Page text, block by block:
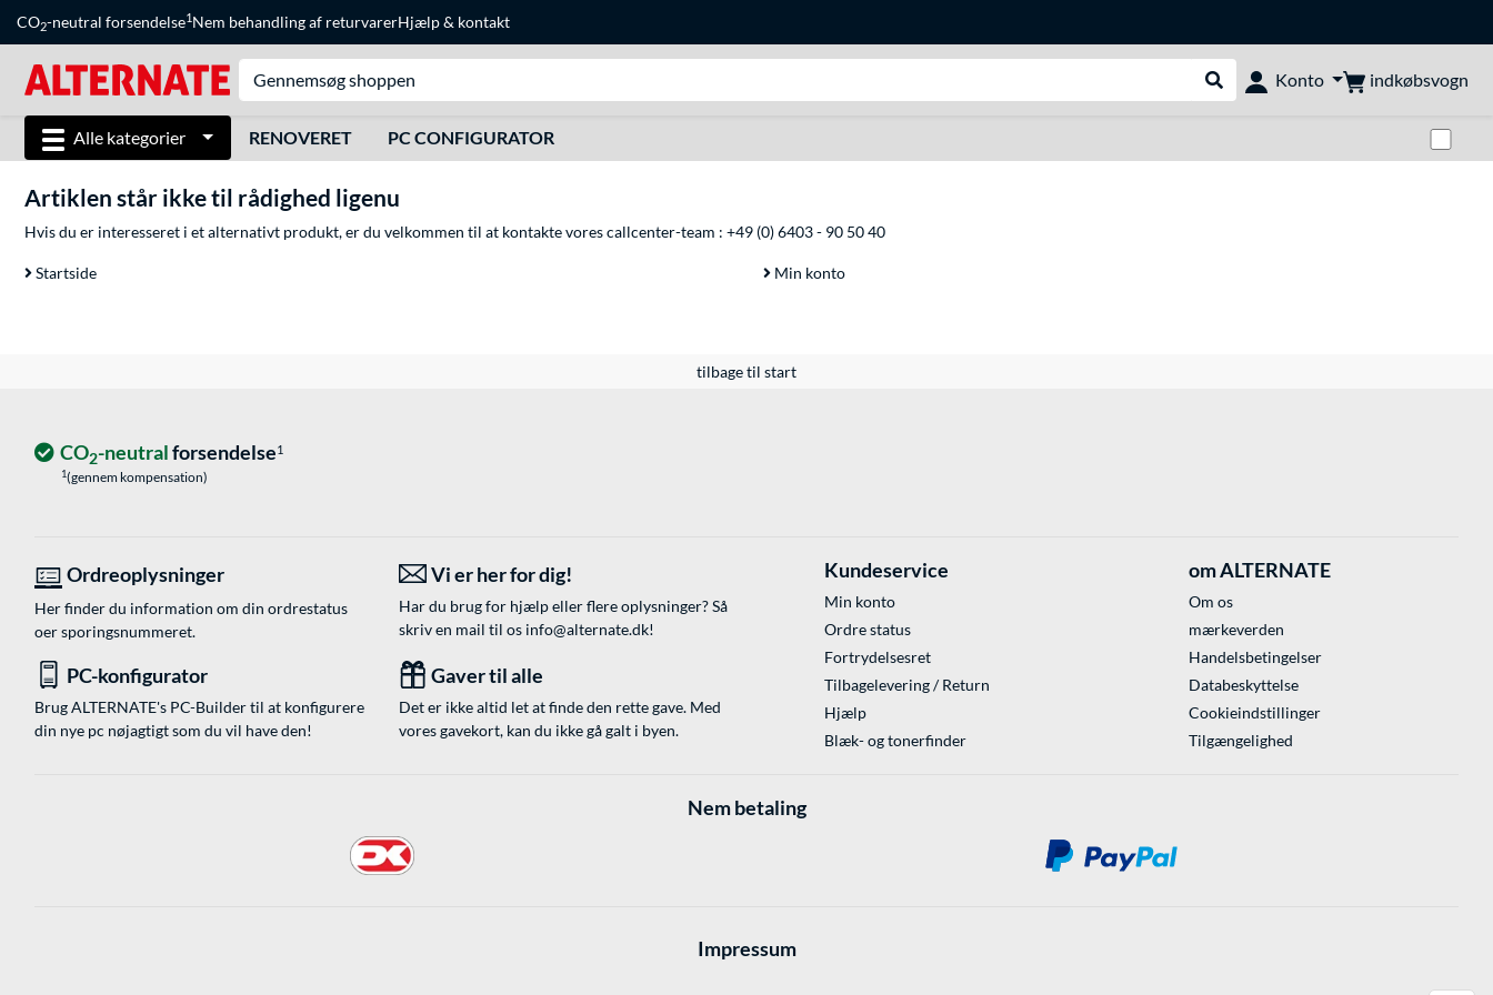
CO2-neutral forsendelse1Nem behandling af returvarerHjælp& kontakt
Udfør søgning
Konto indkøbsvogn
Alle kategorier RENOVERET PC CONFIGURATOR
Artiklen står ikke til rådighed ligenu
Hvis du er interesseret i et alternativt produkt, er du velkommen til at kontakte vores callcenter-team : +49 (0) 6403 - 90 50 40
Startside Min konto
tilbage til start
CO2-neutralforsendelse1
1(gennem kompensation)
Ordreoplysninger
Her finder du information om din ordrestatus
oer sporingsnummeret.
Vi er her for dig!
Har du brug for hjælp eller flere oplysninger? Så
skriv en mail til os info@alternate.dk!
PC-konfigurator
Brug ALTERNATE's PC-Builder til at konfigurere
din nye pc nøjagtigt som du vil have den!
Gaver til alle
Det er ikke altid let at finde den rette gave. Med
vores gavekort, kan du ikke gå galt i byen.
Kundeservice
Min konto
Ordre status
Fortrydelsesret
Tilbagelevering / Return
Hjælp
Blæk- og tonerfinder
om ALTERNATE
Om os
mærkeverden
Handelsbetingelser
Databeskyttelse
Cookieindstillinger
Tilgængelighed
Nem betaling
Impressum